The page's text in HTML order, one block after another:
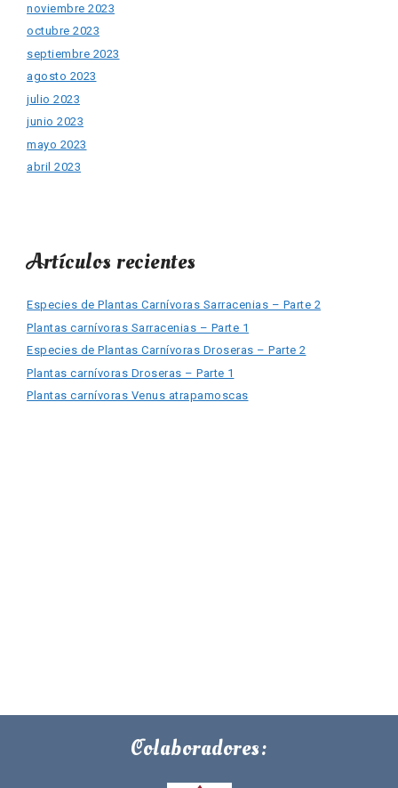
noviembre 2023
octubre 2023
septiembre 2023
agosto 2023
julio 2023
junio 2023
mayo 2023
abril 2023
Artículos recientes
Especies de Plantas Carnívoras Sarracenias – Parte 2
Plantas carnívoras Sarracenias – Parte 1
Especies de Plantas Carnívoras Droseras – Parte 2
Plantas carnívoras Droseras – Parte 1
Plantas carnívoras Venus atrapamoscas
Colaboradores: